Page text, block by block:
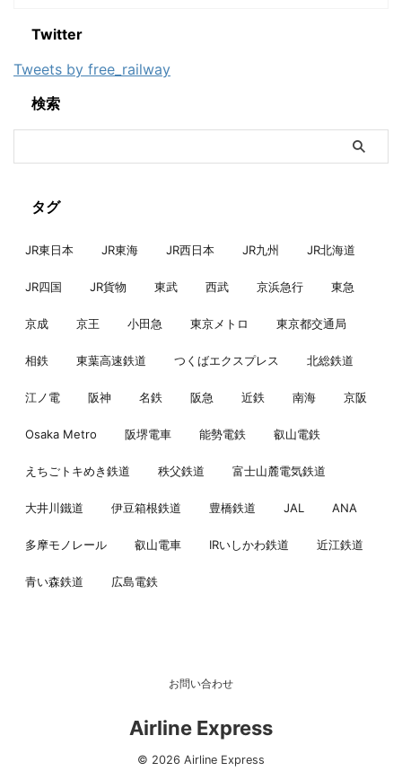
Twitter
Tweets by free_railway
検索
タグ
JR東日本 JR東海 JR西日本 JR九州 JR北海道
JR四国 JR貨物 東武 西武 京浜急行 東急
京成 京王 小田急 東京メトロ 東京都交通局
相鉄 東葉高速鉄道 つくばエクスプレス 北総鉄道
江ノ電 阪神 名鉄 阪急 近鉄 南海 京阪
Osaka Metro 阪堺電車 能勢電鉄 叡山電鉄
えちごトキめき鉄道 秩父鉄道 富士山麓電気鉄道
大井川鐵道 伊豆箱根鉄道 豊橋鉄道 JAL ANA
多摩モノレール 叡山電車 IRいしかわ鉄道 近江鉄道
青い森鉄道 広島電鉄
お問い合わせ
Airline Express
© 2026 Airline Express